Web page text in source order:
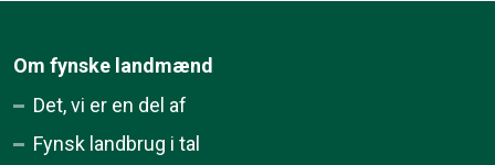
Om fynske landmænd
Det, vi er en del af
Fynsk landbrug i tal